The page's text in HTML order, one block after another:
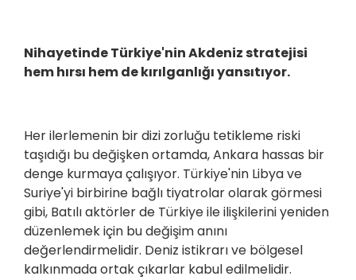
Nihayetinde Türkiye'nin Akdeniz stratejisi
hem hırsı hem de kırılganlığı yansıtıyor.
Her ilerlemenin bir dizi zorluğu tetikleme riski
taşıdığı bu değişken ortamda, Ankara hassas bir
denge kurmaya çalışıyor. Türkiye'nin Libya ve
Suriye'yi birbirine bağlı tiyatrolar olarak görmesi
gibi, Batılı aktörler de Türkiye ile ilişkilerini yeniden
düzenlemek için bu değişim anını
değerlendirmelidir. Deniz istikrarı ve bölgesel
kalkınmada ortak çıkarlar kabul edilmelidir.